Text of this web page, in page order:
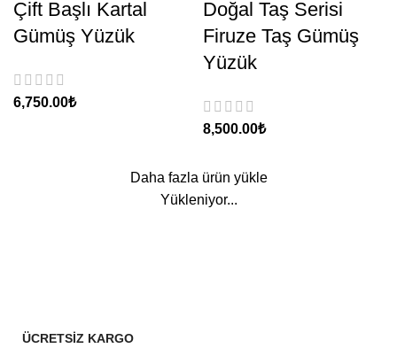
Çift Başlı Kartal
Gümüş Yüzük
₺
Doğal Taş Serisi
Firuze Taş Gümüş
Yüzük
₺
Daha fazla ürün yükle
Yükleniyor...
ÜCRETSİZ KARGO